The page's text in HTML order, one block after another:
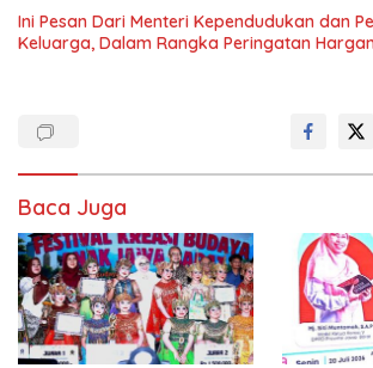
Ini Pesan Dari Menteri Kependudukan dan
Keluarga, Dalam Rangka Peringatan
Baca Juga